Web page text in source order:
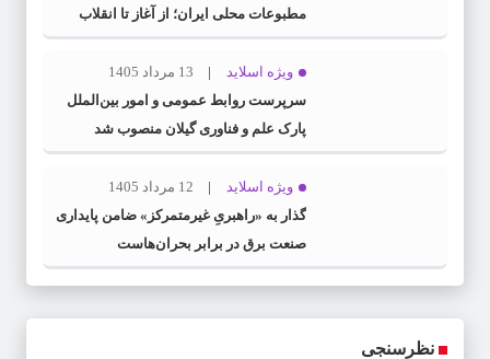
مطبوعات محلی ایران؛ از آغاز تا انقلاب
اسلامی» در گیلان
ویژه اسلاید
13 مرداد 1405
سرپرست روابط عمومی و امور بین‌الملل
پارک علم و فناوری گیلان منصوب شد
ویژه اسلاید
12 مرداد 1405
گذار به «راهبریِ غیرمتمرکز» ضامن پایداری
صنعت برق در برابر بحران‌هاست
نظرسنجی